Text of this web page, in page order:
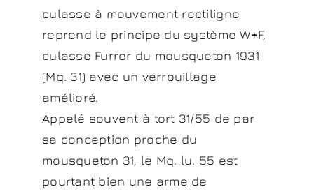
culasse à mouvement rectiligne
reprend le principe du système W+F,
culasse Furrer du mousqueton 1931
(Mq. 31) avec un verrouillage
amélioré.
Appelé souvent à tort 31/55 de par
sa conception proche du
mousqueton 31, le Mq. lu. 55 est
pourtant bien une arme de